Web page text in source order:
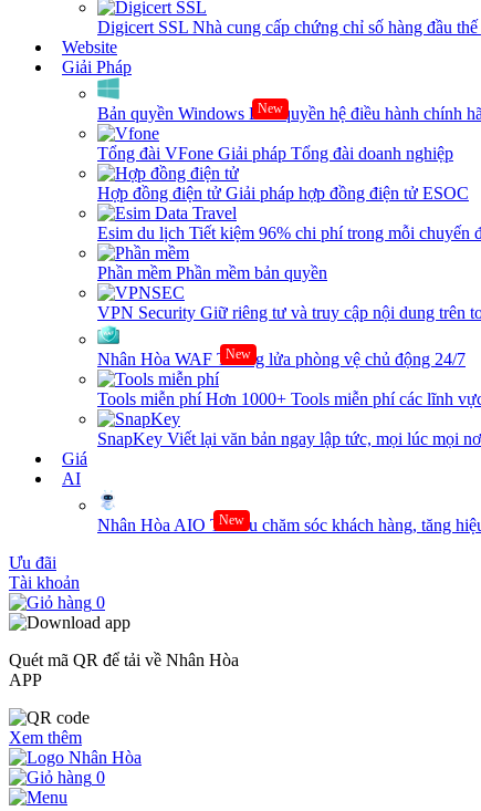
Digicert SSL Nhà cung cấp chứng chỉ số hàng đầu
Website
Giải Pháp
Bản quyền Windows New
Bản quyền hệ điều hành chính
Tổng đài VFone Giải pháp Tổng đài doanh nghiệp
Hợp đồng điện tử Giải pháp hợp đồng điện tử ESOC
Esim du lịch Tiết kiệm 96% chi phí trong mỗi chuyến
Phần mềm Phần mềm bản quyền
VPN Security Giữ riêng tư và truy cập nội dung trên
Nhân Hòa WAF New
Tường lửa phòng vệ chủ động 24/7
Tools miễn phíHơn 1000+ Tools miễn phí các lĩnh
SnapKey Viết lại văn bản ngay lập tức, mọi lúc mọi
Giá
AI
Nhân Hòa AIO New
Tối ưu chăm sóc khách hàng, tăng
Ưu đãi
Tài khoản
0
Quét mã QR để tải về Nhân Hòa
APP
Xem thêm
0